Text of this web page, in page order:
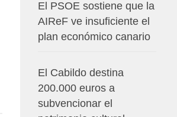
El PSOE sostiene que la
AIReF ve insuficiente el
plan económico canario
El Cabildo destina
200.000 euros a
subvencionar el